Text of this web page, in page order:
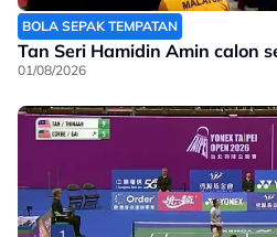
BOLA SEPAK TEMPATAN
Tan Seri Hamidin Amin calon
01/08/2026